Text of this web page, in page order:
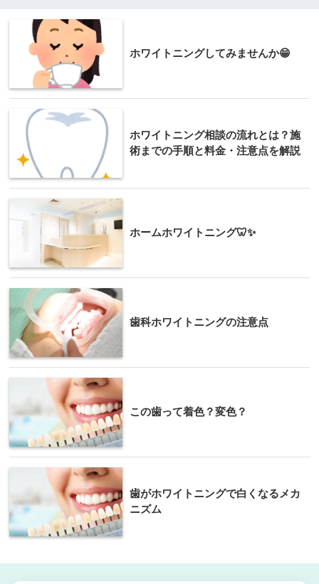
ホワイトニングしてみませんか😁
ホワイトニング相談の流れとは？施
術までの手順と料金・注意点を解説
ホームホワイトニング🦷✨
歯科ホワイトニングの注意点
この歯って着色？変色？
歯がホワイトニングで白くなるメカ
ニズム